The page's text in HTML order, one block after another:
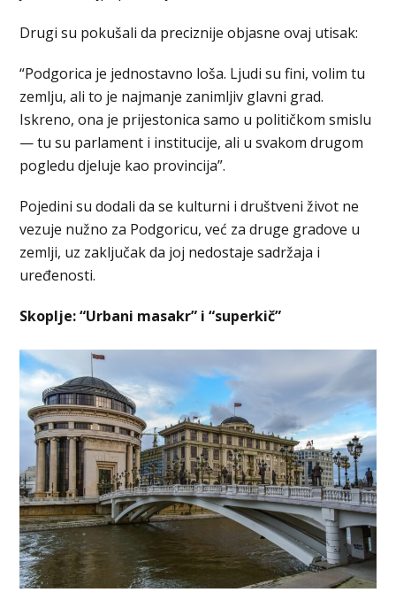
Drugi su pokušali da preciznije objasne ovaj utisak:
“Podgorica je jednostavno loša. Ljudi su fini, volim tu
zemlju, ali to je najmanje zanimljiv glavni grad.
Iskreno, ona je prijestonica samo u političkom smislu
— tu su parlament i institucije, ali u svakom drugom
pogledu djeluje kao provincija”.
Pojedini su dodali da se kulturni i društveni život ne
vezuje nužno za Podgoricu, već za druge gradove u
zemlji, uz zaključak da joj nedostaje sadržaja i
uređenosti.
Skoplje: “Urbani masakr” i “superkič”